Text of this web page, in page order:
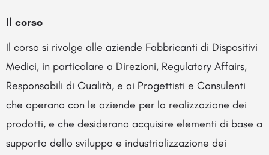
Il corso
Il corso si rivolge alle aziende Fabbricanti di Dispositivi
Medici, in particolare a Direzioni, Regulatory Affairs,
Responsabili di Qualità, e ai Progettisti e Consulenti
che operano con le aziende per la realizzazione dei
prodotti, e che desiderano acquisire elementi di base a
supporto dello sviluppo e industrializzazione dei